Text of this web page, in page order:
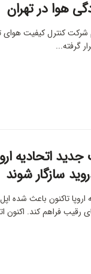
هوا در تهران
شرکت کنترل کیفیت
اتحادیه
سازگار شوند
فراهم کند. اکنون